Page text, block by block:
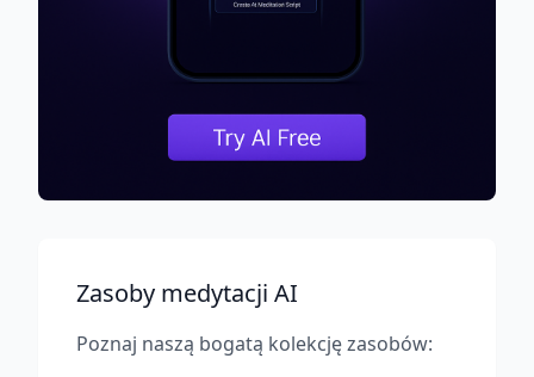
Zasoby medytacji AI
Poznaj naszą bogatą kolekcję zasobów: